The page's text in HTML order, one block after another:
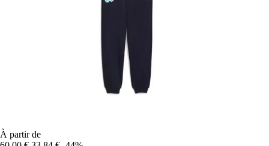
À partir de